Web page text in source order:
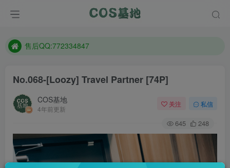
想看那个coser作品，请在搜索框搜索
售后QQ:772334847
No.068-[Loozy] Travel Partner [74P]
COS基地
4年前更新
关注 私信
645 248